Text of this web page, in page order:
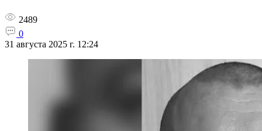
2489
0
31 августа 2025 г. 12:24